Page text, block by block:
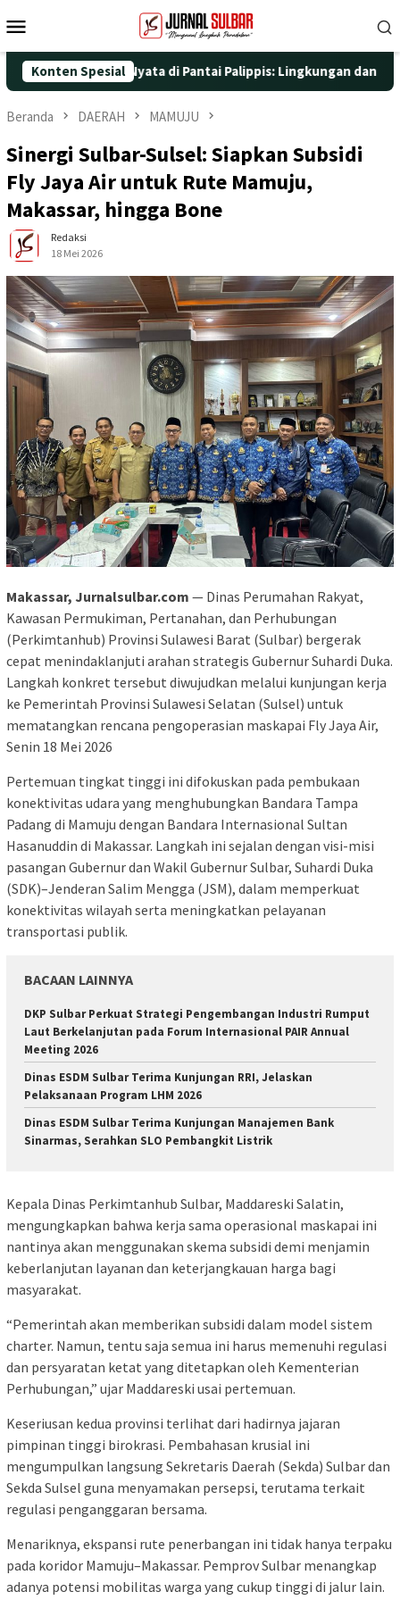
ke
Mobile
Konten Spesial
Aksi Nyata di Pantai Palippis: Lingkungan dan Kesehatan
Beranda DAERAH MAMUJU
Sinergi Sulbar-Sulsel: Siapkan Subsidi
Fly Jaya Air untuk Rute Mamuju,
Makassar, hingga Bone
Redaksi
18 Mei 2026
Makassar, Jurnalsulbar.com — Dinas Perumahan Rakyat,
Kawasan Permukiman, Pertanahan, dan Perhubungan
(Perkimtanhub) Provinsi Sulawesi Barat (Sulbar) bergerak
cepat menindaklanjuti arahan strategis Gubernur Suhardi Duka.
Langkah konkret tersebut diwujudkan melalui kunjungan kerja
ke Pemerintah Provinsi Sulawesi Selatan (Sulsel) untuk
mematangkan rencana pengoperasian maskapai Fly Jaya Air,
Senin 18 Mei 2026
Pertemuan tingkat tinggi ini difokuskan pada pembukaan
konektivitas udara yang menghubungkan Bandara Tampa
Padang di Mamuju dengan Bandara Internasional Sultan
Hasanuddin di Makassar. Langkah ini sejalan dengan visi-misi
pasangan Gubernur dan Wakil Gubernur Sulbar, Suhardi Duka
(SDK)–Jenderan Salim Mengga (JSM), dalam memperkuat
konektivitas wilayah serta meningkatkan pelayanan
transportasi publik.
BACAAN LAINNYA
DKP Sulbar Perkuat Strategi Pengembangan Industri Rumput
Laut Berkelanjutan pada Forum Internasional PAIR Annual
Meeting 2026
Dinas ESDM Sulbar Terima Kunjungan RRI, Jelaskan
Pelaksanaan Program LHM 2026
Dinas ESDM Sulbar Terima Kunjungan Manajemen Bank
Sinarmas, Serahkan SLO Pembangkit Listrik
Kepala Dinas Perkimtanhub Sulbar, Maddareski Salatin,
mengungkapkan bahwa kerja sama operasional maskapai ini
nantinya akan menggunakan skema subsidi demi menjamin
keberlanjutan layanan dan keterjangkauan harga bagi
masyarakat.
“Pemerintah akan memberikan subsidi dalam model sistem
charter. Namun, tentu saja semua ini harus memenuhi regulasi
dan persyaratan ketat yang ditetapkan oleh Kementerian
Perhubungan,” ujar Maddareski usai pertemuan.
Keseriusan kedua provinsi terlihat dari hadirnya jajaran
pimpinan tinggi birokrasi. Pembahasan krusial ini
mengumpulkan langsung Sekretaris Daerah (Sekda) Sulbar dan
Sekda Sulsel guna menyamakan persepsi, terutama terkait
regulasi penganggaran bersama.
Menariknya, ekspansi rute penerbangan ini tidak hanya terpaku
pada koridor Mamuju–Makassar. Pemprov Sulbar menangkap
adanya potensi mobilitas warga yang cukup tinggi di jalur lain.